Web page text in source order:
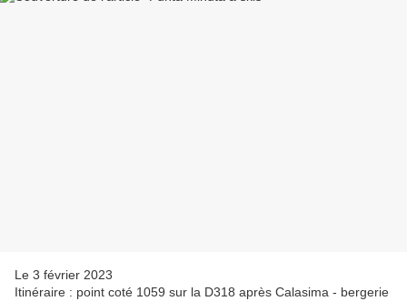
Le 3 février 2023
Itinéraire : point coté 1059 sur la D318 après Calasima - bergerie